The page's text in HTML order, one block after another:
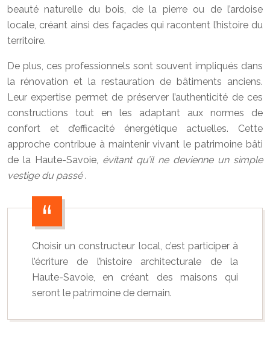
beauté naturelle du bois, de la pierre ou de l’ardoise
locale, créant ainsi des façades qui racontent l’histoire du
territoire.
De plus, ces professionnels sont souvent impliqués dans
la rénovation et la restauration de bâtiments anciens.
Leur expertise permet de préserver l’authenticité de ces
constructions tout en les adaptant aux normes de
confort et d’efficacité énergétique actuelles. Cette
approche contribue à maintenir vivant le patrimoine bâti
de la Haute-Savoie, évitant qu’il ne devienne un simple
vestige du passé .
Choisir un constructeur local, c’est participer à
l’écriture de l’histoire architecturale de la
Haute-Savoie, en créant des maisons qui
seront le patrimoine de demain.